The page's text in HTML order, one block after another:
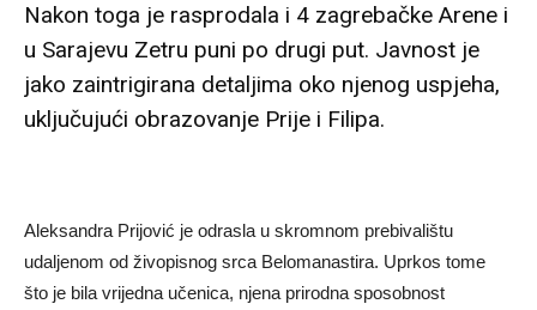
Nakon toga je rasprodala i 4 zagrebačke Arene i
u Sarajevu Zetru puni po drugi put. Javnost je
jako zaintrigirana detaljima oko njenog uspjeha,
uključujući obrazovanje Prije i Filipa.
Aleksandra Prijović je odrasla u skromnom prebivalištu
udaljenom od živopisnog srca Belomanastira. Uprkos tome
što je bila vrijedna učenica, njena prirodna sposobnost